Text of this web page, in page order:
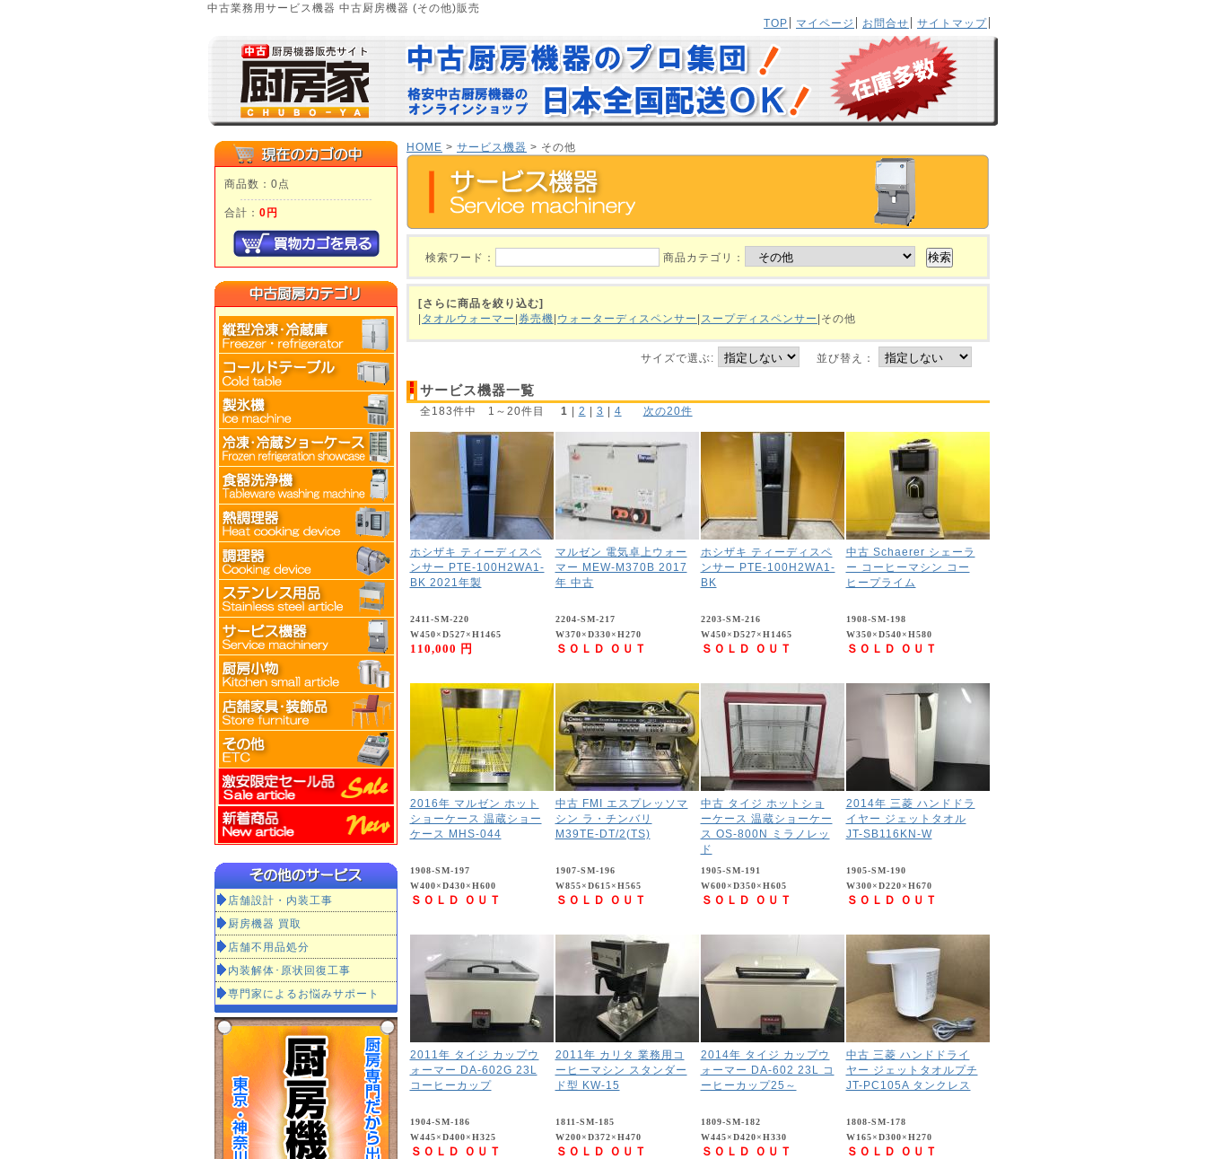
中古業務用サービス機器 中古厨房機器 (その他)販売
TOP
マイページ お問合せ サイトマップ
商品数：0点
合計： 0円
店舗設計・内装工事
厨房機器 買取
店舗不用品処分
内装解体･原状回復工事
専門家によるお悩みサポート
HOME > サービス機器 > その他
検索ワード： 商品カテゴリ：
[さらに商品を絞り込む]
| タオルウォーマー |券売機| ウォーターディスペンサー | スープディスペンサー |その他
サイズで選ぶ: 並び替え：
サービス機器一覧
全183件中 1～20件目 1 | 2 | 3 | 4 次の20件
ホシザキ ティーディスペ
ンサー PTE-100H2WA1-
BK 2021年製
2411-SM-220
W450×D527×H1465
110,000 円
マルゼン 電気卓上ウォー
マー MEW-M370B 2017
年 中古
2204-SM-217
W370×D330×H270
ＳＯＬＤ ＯＵＴ
ホシザキ ティーディスペ
ンサー PTE-100H2WA1-
BK
2203-SM-216
W450×D527×H1465
ＳＯＬＤ ＯＵＴ
中古 Schaerer シェーラ
ー コーヒーマシン コー
ヒープライム
1908-SM-198
W350×D540×H580
ＳＯＬＤ ＯＵＴ
2016年 マルゼン ホット
ショーケース 温蔵ショー
ケース MHS-044
1908-SM-197
W400×D430×H600
ＳＯＬＤ ＯＵＴ
中古 FMI エスプレッソマ
シン ラ・チンバリ
M39TE-DT/2(TS)
1907-SM-196
W855×D615×H565
ＳＯＬＤ ＯＵＴ
中古 タイジ ホットショ
ーケース 温蔵ショーケー
ス OS-800N ミラノレッ
ド
1905-SM-191
W600×D350×H605
ＳＯＬＤ ＯＵＴ
2014年 三菱 ハンドドラ
イヤー ジェットタオル
JT-SB116KN-W
1905-SM-190
W300×D220×H670
ＳＯＬＤ ＯＵＴ
2011年 タイジ カップウ
ォーマー DA-602G 23L
コーヒーカップ
1904-SM-186
W445×D400×H325
ＳＯＬＤ ＯＵＴ
2011年 カリタ 業務用コ
ーヒーマシン スタンダー
ド型 KW-15
1811-SM-185
W200×D372×H470
ＳＯＬＤ ＯＵＴ
2014年 タイジ カップウ
ォーマー DA-602 23L コ
ーヒーカップ25～
1809-SM-182
W445×D420×H330
ＳＯＬＤ ＯＵＴ
中古 三菱 ハンドドライ
ヤー ジェットタオルプチ
JT-PC105A タンクレス
1808-SM-178
W165×D300×H270
ＳＯＬＤ ＯＵＴ